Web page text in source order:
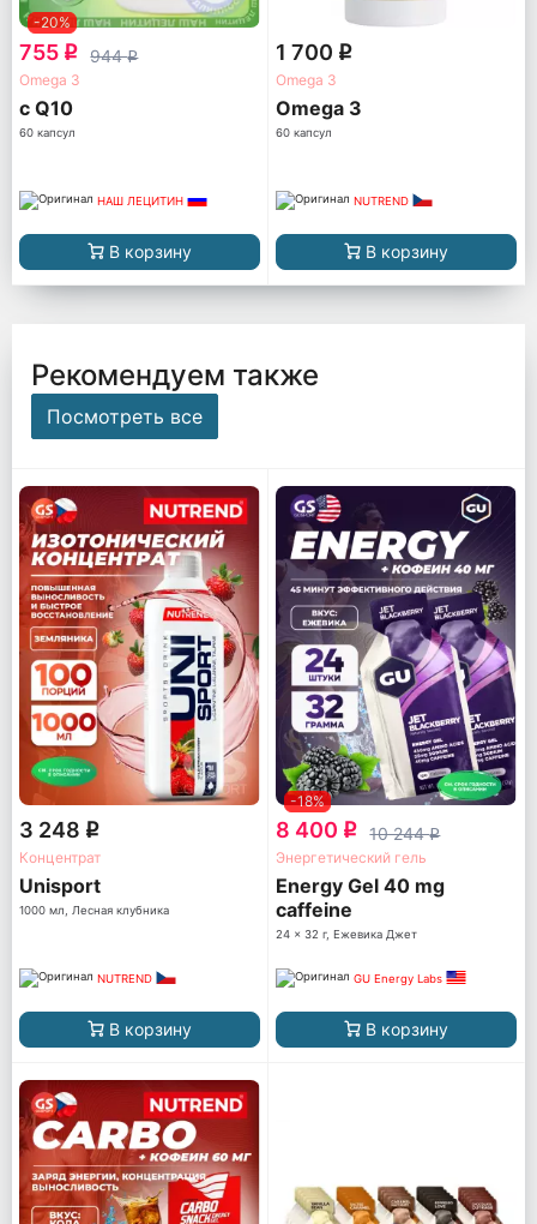
-20%
755 q 944q
Omega 3
с Q10
60 капсул
НАШ ЛЕЦИТИН
В корзину
1 700 q
Omega 3
Omega 3
60 капсул
NUTREND
В корзину
Рекомендуем также
Посмотреть все
3 248 q
Концентрат
Unisport
1000 мл, Лесная клубника
NUTREND
В корзину
-18%
8 400 q 10 244q
Энергетический гель
Energy Gel 40 mg
caffeine
24 x 32 г, Ежевика Джет
GU Energy Labs
В корзину